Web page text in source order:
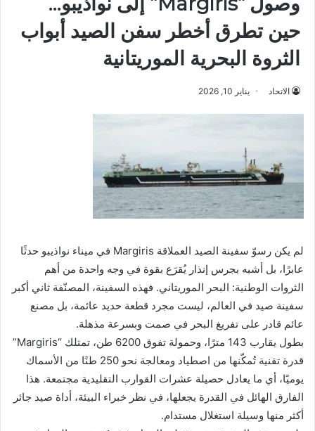
حين تطرق أخطر سفن الصيد أبواب
الثروة البحرية الموريتانية
الاتحاد يناير 10, 2026
لم يكن رسوّ سفينة الصيد العملاقة Margiris في ميناء نواذيبو حدثًا
عابرًا، بل أشبه بجرس إنذار يُقرَع بقوة في وجه واحدة من أهم
الثروات الوطنية: البحر الموريتاني. فهذه السفينة، المصنّفة ثاني أكبر
سفينة صيد في العالم، ليست مجرد قطعة حديد عائمة، بل مصنع
عائم قادر على تفريغ البحر في صمت وبسرعة مذهلة.
بطول يقارب 143 مترًا، وحمولة تفوق 6200 طن، تمتلك “Margiris”
قدرة تقنية تُمكّنها من اصطياد ومعالجة نحو 250 طنًا من الأسماك
يوميًا، أي ما يعادل حصيلة عشرات القوارب التقليدية مجتمعة. هذا
الفارق الهائل في القدرة يجعلها، في نظر خبراء البيئة، أداة صيد جائر
أكثر منها وسيلة استغلال مستدام.